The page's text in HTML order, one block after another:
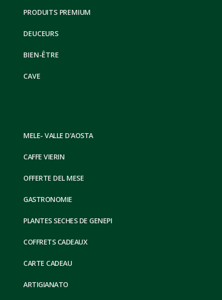
PRODUITS PREMIUM
DEUCEURS
BIEN-ÊTRE
CAVE
MELE- VALLE D'AOSTA
CAFFE VIERIN
OFFERTE DEL MESE
GASTRONOMIE
PLANTES SECHES DE GENEPI
COFFRETS CADEAUX
CARTE CADEAU
ARTIGIANATO